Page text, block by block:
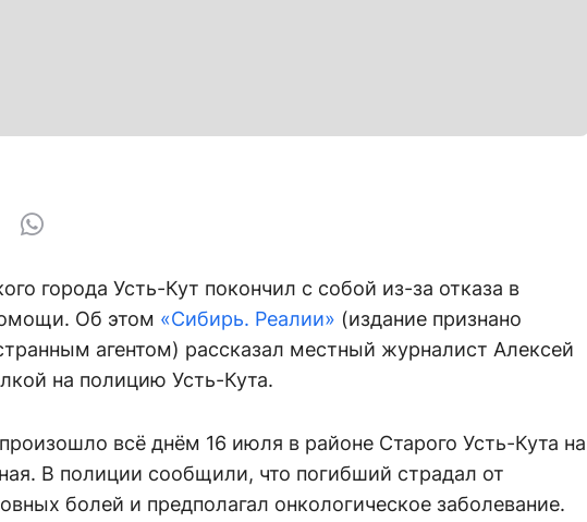
города Усть-Кут покончил с собой из-за отказа в
Об этом «Сибирь. Реалии» (издание признано
агентом) рассказал местный журналист Алексей
на полицию Усть-Кута.
всё днём 16 июля в районе Старого Усть-Кута на
В полиции сообщили, что погибший страдал от
болей и предполагал онкологическое заболевание.